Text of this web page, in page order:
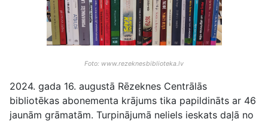
Foto: www.rezeknesbiblioteka.lv
2024. gada 16. augustā Rēzeknes Centrālās
bibliotēkas abonementa krājums tika papildināts ar 46
jaunām grāmatām. Turpinājumā neliels ieskats daļā no